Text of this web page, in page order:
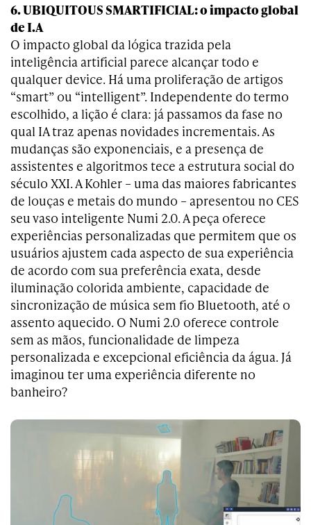
6. UBIQUITOUS SMARTIFICIAL: o impacto global
de I.A
O impacto global da lógica trazida pela
inteligência artificial parece alcançar todo e
qualquer device. Há uma proliferação de artigos
“smart” ou “intelligent”. Independente do termo
escolhido, a lição é clara: já passamos da fase no
qual IA traz apenas novidades incrementais. As
mudanças são exponenciais, e a presença de
assistentes e algoritmos tece a estrutura social do
século XXI. A Kohler – uma das maiores fabricantes
de louças e metais do mundo – apresentou no CES
seu vaso inteligente Numi 2.0. A peça oferece
experiências personalizadas que permitem que os
usuários ajustem cada aspecto de sua experiência
de acordo com sua preferência exata, desde
iluminação colorida ambiente, capacidade de
sincronização de música sem fio Bluetooth, até o
assento aquecido. O Numi 2.0 oferece controle
sem as mãos, funcionalidade de limpeza
personalizada e excepcional eficiência da água. Já
imaginou ter uma experiência diferente no
banheiro?